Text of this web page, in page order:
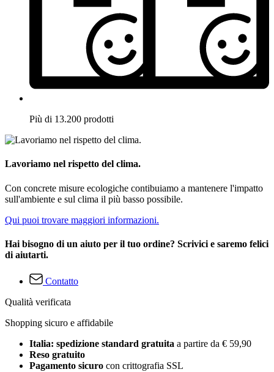
Più di 13.200 prodotti
Lavoriamo nel rispetto del clima.
Con concrete misure ecologiche contibuiamo a mantenere l'impatto
sull'ambiente e sul clima il più basso possibile.
Qui puoi trovare maggiori informazioni.
Hai bisogno di un aiuto per il tuo ordine? Scrivici e saremo felici
di aiutarti.
Contatto
Qualità verificata
Shopping sicuro e affidabile
Italia: spedizione standard gratuita a partire da € 59,90
Reso gratuito
Pagamento sicuro con crittografia SSL